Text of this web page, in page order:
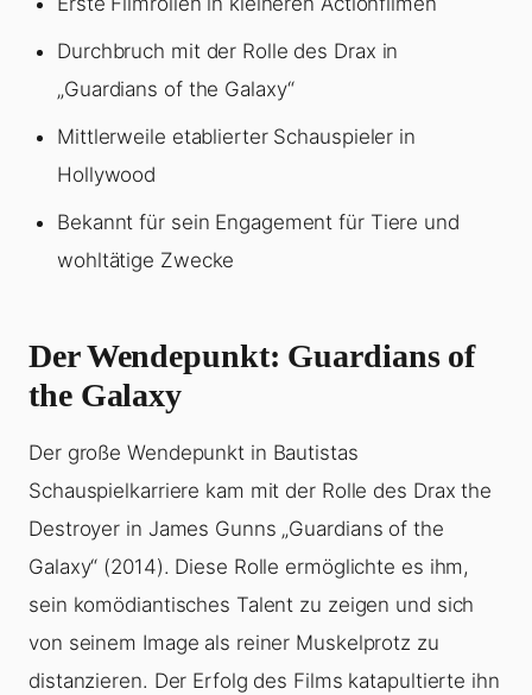
Durchbruch mit der Rolle des Drax in
„Guardians of the Galaxy“
Mittlerweile etablierter Schauspieler in
Hollywood
Bekannt für sein Engagement für Tiere und
wohltätige Zwecke
Der Wendepunkt: Guardians of
the Galaxy
Der große Wendepunkt in Bautistas
Schauspielkarriere kam mit der Rolle des Drax the
Destroyer in James Gunns „Guardians of the
Galaxy“ (2014). Diese Rolle ermöglichte es ihm,
sein komödiantisches Talent zu zeigen und sich
von seinem Image als reiner Muskelprotz zu
distanzieren. Der Erfolg des Films katapultierte ihn